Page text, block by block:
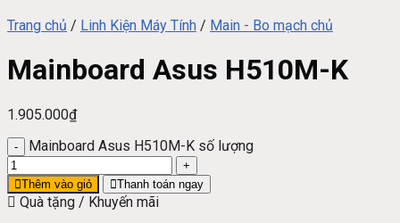
Trang chủ / Linh Kiện Máy Tính / Main - Bo mạch chủ
Mainboard Asus H510M-K
1.905.000₫
Mainboard Asus H510M-K số lượng
Thêm vào giỏ Thanh toán ngay
Quà tặng / Khuyến mãi